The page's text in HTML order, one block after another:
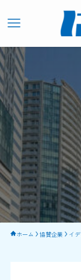
ホーム 協賛企業 イ